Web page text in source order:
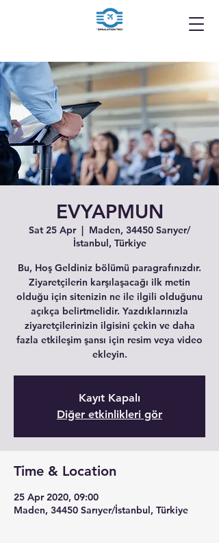
EVYAPMUN
Sat 25 Apr
  |
Maden, 34450 Sarıyer/
İstanbul, Türkiye
Bu, Hoş Geldiniz bölümü paragrafınızdır.
Ziyaretçilerin karşılaşacağı ilk metin
olduğu için sitenizin ne ile ilgili olduğunu
açıkça belirtmelidir. Yazdıklarınızla
ziyaretçilerinizin ilgisini çekin ve daha
fazla etkileşim şansı için resim veya video
ekleyin.
Kayıt Kapalı
Diğer etkinlikleri gör
Time & Location
25 Apr 2020, 09:00
Maden, 34450 Sarıyer/İstanbul, Türkiye